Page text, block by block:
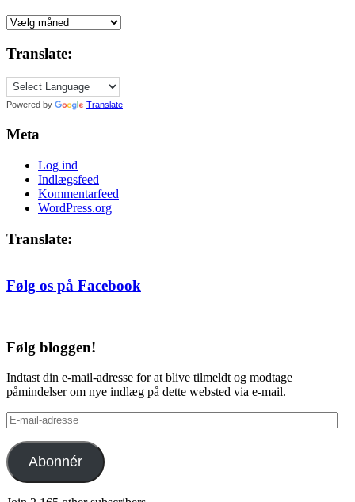
Indlæg
2005,
måned
Translate:
Powered by Translate
Meta
Log ind
Indlægsfeed
Kommentarfeed
WordPress.org
Translate:
Følg os på Facebook
Følg bloggen!
Indtast din e-mail-adresse for at blive tilmeldt og modtage
påmindelser om nye indlæg på dette websted via e-mail.
E-
mail-
adresse
Abonnér